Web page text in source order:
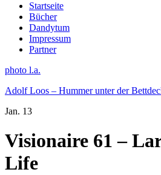
Startseite
Bücher
Dandytum
Impressum
Partner
photo l.a.
Adolf Loos – Hummer unter der
Jan. 13
Visionaire 61 –
Life